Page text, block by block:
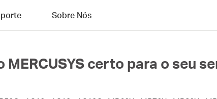
Sobre Nós
certo para o seu